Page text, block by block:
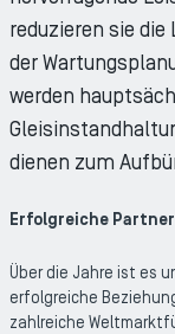
reduzieren sie
der
werden
dienen zum
Erfolgreiche
Über die Jahre ist es
erfolgreiche
zahlreiche